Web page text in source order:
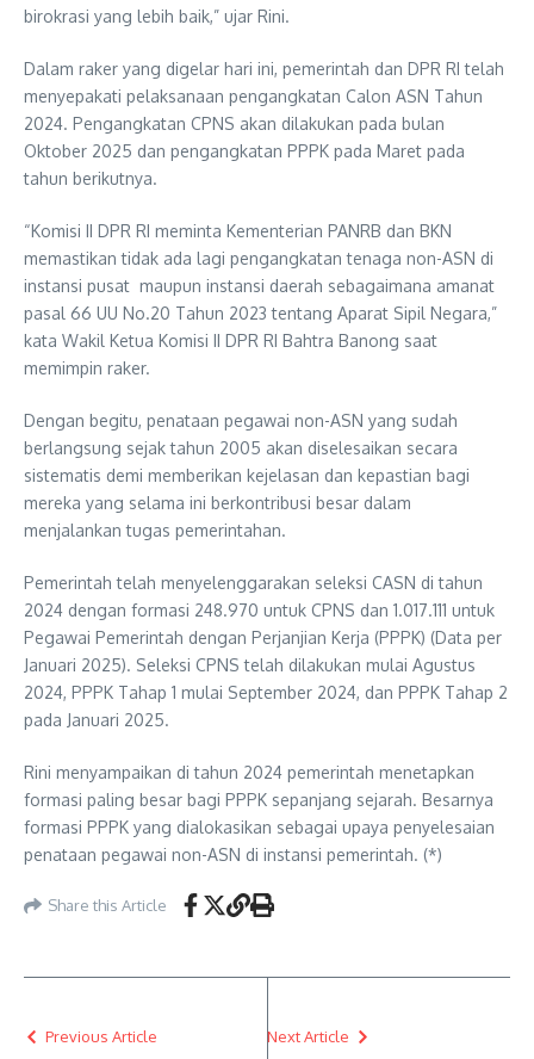
birokrasi yang lebih baik,” ujar Rini.
Dalam raker yang digelar hari ini, pemerintah dan DPR RI telah
menyepakati pelaksanaan pengangkatan Calon ASN Tahun
2024. Pengangkatan CPNS akan dilakukan pada bulan
Oktober 2025 dan pengangkatan PPPK pada Maret pada
tahun berikutnya.
“Komisi II DPR RI meminta Kementerian PANRB dan BKN
memastikan tidak ada lagi pengangkatan tenaga non-ASN di
instansi pusat maupun instansi daerah sebagaimana amanat
pasal 66 UU No.20 Tahun 2023 tentang Aparat Sipil Negara,”
kata Wakil Ketua Komisi II DPR RI Bahtra Banong saat
memimpin raker.
Dengan begitu, penataan pegawai non-ASN yang sudah
berlangsung sejak tahun 2005 akan diselesaikan secara
sistematis demi memberikan kejelasan dan kepastian bagi
mereka yang selama ini berkontribusi besar dalam
menjalankan tugas pemerintahan.
Pemerintah telah menyelenggarakan seleksi CASN di tahun
2024 dengan formasi 248.970 untuk CPNS dan 1.017.111 untuk
Pegawai Pemerintah dengan Perjanjian Kerja (PPPK) (Data per
Januari 2025). Seleksi CPNS telah dilakukan mulai Agustus
2024, PPPK Tahap 1 mulai September 2024, dan PPPK Tahap 2
pada Januari 2025.
Rini menyampaikan di tahun 2024 pemerintah menetapkan
formasi paling besar bagi PPPK sepanjang sejarah. Besarnya
formasi PPPK yang dialokasikan sebagai upaya penyelesaian
penataan pegawai non-ASN di instansi pemerintah. (*)
Share this Article
Previous Article Next Article